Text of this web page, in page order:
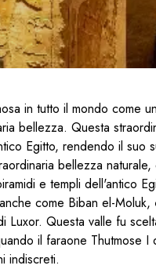
in tutto il mondo come
bellezza. Questa
Egitto, rendendo il suo
bellezza
e templi dell'antico
come Biban el-
Luxor. Questa valle fu
il faraone Thutmose
indiscreti.